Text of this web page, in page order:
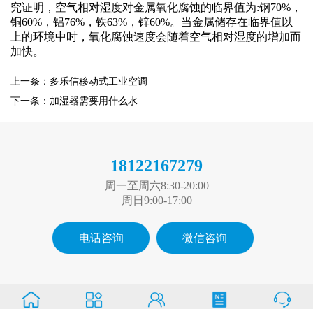
究证明，空气相对湿度对金属氧化腐蚀的临界值为:钢70%，
铜60%，铝76%，铁63%，锌60%。当金属储存在临界值以
上的环境中时，氧化腐蚀速度会随着空气相对湿度的增加而
加快。
上一条：多乐信移动式工业空调
下一条：加湿器需要用什么水
18122167279
周一至周六8:30-20:00
周日9:00-17:00
电话咨询 微信咨询